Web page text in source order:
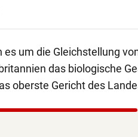
es um die Gleichstellung
das biologische
oberste Gericht des